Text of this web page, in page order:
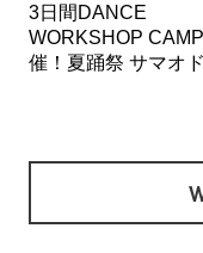
3日間DANCE
WORKSHOP
催！夏踊祭 サマオ